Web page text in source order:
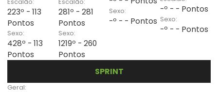
223º - 113
Pontos
Sexo:
428º - 113
Pontos
281º - 281
Pontos
Sexo:
1219º - 260
Pontos
Sexo:
-º - - Pontos
-º - - Pontos
Sexo:
-º - - Pontos
SPRINT
Geral: